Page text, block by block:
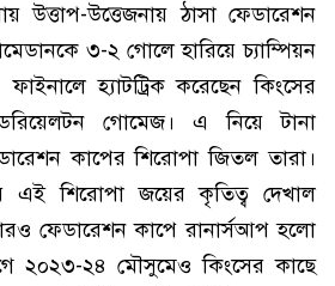
উত্তাপ-উত্তেজনায় ঠাসা ফেডারেশন
৩-২ গোলে হারিয়ে চ্যাম্পিয়ন
হ্যাটট্রিক করেছেন কিংসের
ডরিয়েলটন গোমেজ। এ নিয়ে টানা
কাপের শিরোপা জিতল তারা।
এই শিরোপা জয়ের কৃতিত্ব দেখাল
ফেডারেশন কাপে রানার্সআপ হলো
২০২৩-২৪ মৌসুমেও কিংসের কাছে